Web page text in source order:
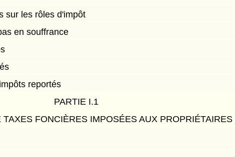
sur les rôles d'impôt
en souffrance
reportés
PARTIE I.1
FONCIÈRES IMPOSÉES AUX